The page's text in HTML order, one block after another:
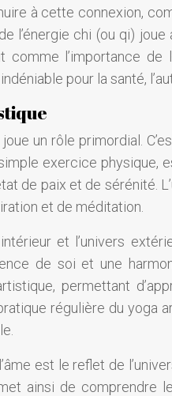
à cette connexion,
l’énergie chi (ou qi)
comme l’importance
pour la santé,
un rôle primordial.
exercice physique,
de paix et de sérénité.
et de méditation.
et l’univers
de soi et une
permettant
régulière du
est le reflet de
ainsi de comprendre